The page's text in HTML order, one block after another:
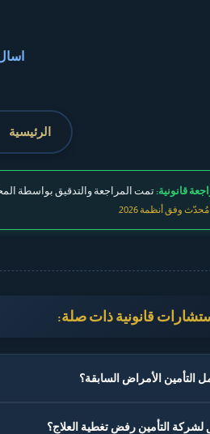
الرئيسية
قانونية: تمت المراجعة والتدقيق بواسطة
مُحدّث وفق أنظمة 2026
قانونية ذات صلة:
الأمراض السابقة؟
التأمين رفض تغطية العلاج؟